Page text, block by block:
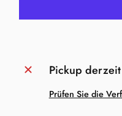
Pickup
Prüfen Sie die